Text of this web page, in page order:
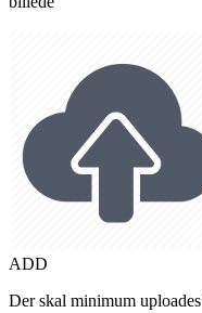
ADD
Der skal minimum